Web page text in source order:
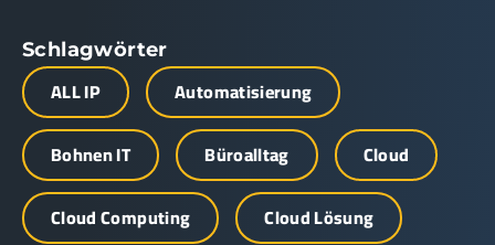
Schlagwörter
ALL IP
Automatisierung
Bohnen IT
Büroalltag
Cloud
Cloud Computing
Cloud Lösung